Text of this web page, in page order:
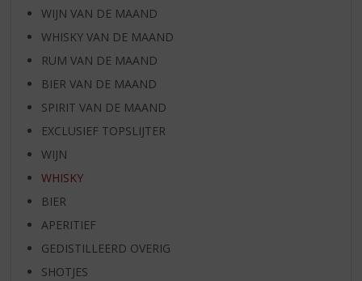
WIJN VAN DE MAAND
WHISKY VAN DE MAAND
RUM VAN DE MAAND
BIER VAN DE MAAND
SPIRIT VAN DE MAAND
EXCLUSIEF TOPSLIJTER
WIJN
WHISKY
BIER
APERITIEF
GEDISTILLEERD OVERIG
SHOTJES